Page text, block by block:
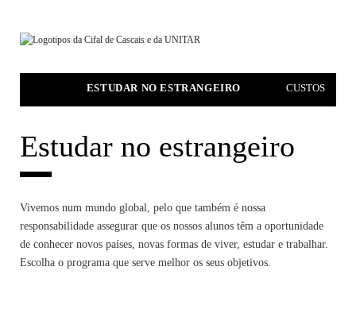
ESTUDAR NO ESTRANGEIRO CUSTOS
Estudar no estrangeiro
Vivemos num mundo global, pelo que também é nossa
responsabilidade assegurar que os nossos alunos têm a oportunidade
de conhecer novos países, novas formas de viver, estudar e trabalhar.
Escolha o programa que serve melhor os seus objetivos.